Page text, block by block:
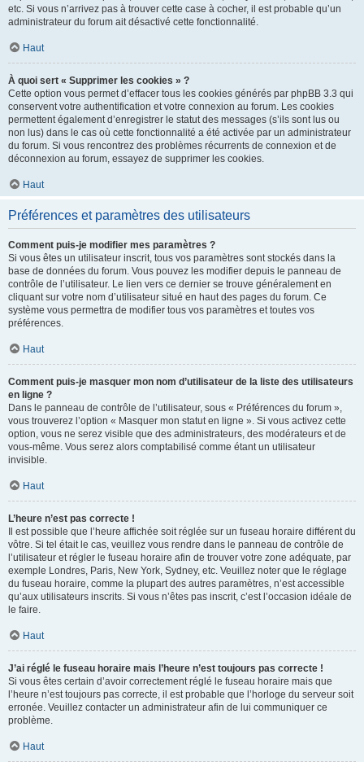
etc. Si vous n’arrivez pas à trouver cette case à cocher, il est probable qu’un
administrateur du forum ait désactivé cette fonctionnalité.
Haut
À quoi sert « Supprimer les cookies » ?
Cette option vous permet d’effacer tous les cookies générés par phpBB 3.3 qui
conservent votre authentification et votre connexion au forum. Les cookies
permettent également d’enregistrer le statut des messages (s’ils sont lus ou
non lus) dans le cas où cette fonctionnalité a été activée par un administrateur
du forum. Si vous rencontrez des problèmes récurrents de connexion et de
déconnexion au forum, essayez de supprimer les cookies.
Haut
Préférences et paramètres des utilisateurs
Comment puis-je modifier mes paramètres ?
Si vous êtes un utilisateur inscrit, tous vos paramètres sont stockés dans la
base de données du forum. Vous pouvez les modifier depuis le panneau de
contrôle de l’utilisateur. Le lien vers ce dernier se trouve généralement en
cliquant sur votre nom d’utilisateur situé en haut des pages du forum. Ce
système vous permettra de modifier tous vos paramètres et toutes vos
préférences.
Haut
Comment puis-je masquer mon nom d’utilisateur de la liste des utilisateurs
en ligne ?
Dans le panneau de contrôle de l’utilisateur, sous « Préférences du forum »,
vous trouverez l’option « Masquer mon statut en ligne ». Si vous activez cette
option, vous ne serez visible que des administrateurs, des modérateurs et de
vous-même. Vous serez alors comptabilisé comme étant un utilisateur
invisible.
Haut
L’heure n’est pas correcte !
Il est possible que l’heure affichée soit réglée sur un fuseau horaire différent du
vôtre. Si tel était le cas, veuillez vous rendre dans le panneau de contrôle de
l’utilisateur et régler le fuseau horaire afin de trouver votre zone adéquate, par
exemple Londres, Paris, New York, Sydney, etc. Veuillez noter que le réglage
du fuseau horaire, comme la plupart des autres paramètres, n’est accessible
qu’aux utilisateurs inscrits. Si vous n’êtes pas inscrit, c’est l’occasion idéale de
le faire.
Haut
J’ai réglé le fuseau horaire mais l’heure n’est toujours pas correcte !
Si vous êtes certain d’avoir correctement réglé le fuseau horaire mais que
l’heure n’est toujours pas correcte, il est probable que l’horloge du serveur soit
erronée. Veuillez contacter un administrateur afin de lui communiquer ce
problème.
Haut